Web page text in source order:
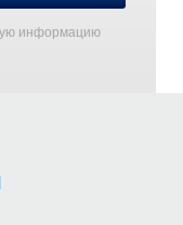
информацию